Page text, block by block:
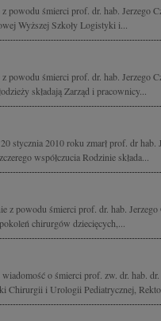
powodu śmierci prof. dr. hab. Jerzego
Wyższej Szkoły Logistyki i...
powodu śmierci prof. dr. hab. Jerzego
składają Zarząd i pracownicy...
stycznia 2010 roku zmarł prof. dr
współczucia Rodzinie składa...
z powodu śmierci prof. dr. hab. Jerzego
chirurgów dziecięcych,...
o śmierci prof. zw. dr. hab.
Chirurgii i Urologii Pediatrycznej,